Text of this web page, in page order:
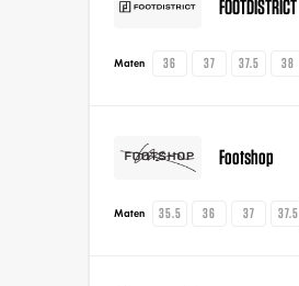
FOOTDISTRICT
Maten 36 37 37.5 38
Footshop
Maten 35.5 36 37 37.5